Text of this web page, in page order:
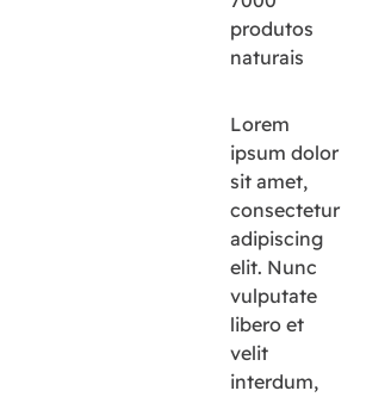
produtos
naturais
Lorem
ipsum dolor
sit amet,
consectetur
adipiscing
elit. Nunc
vulputate
libero et
velit
interdum,